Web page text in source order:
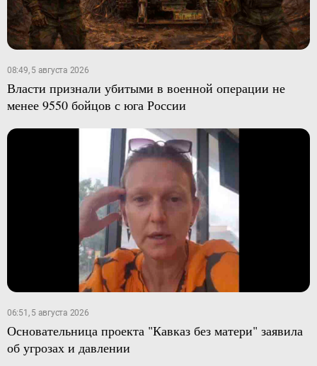
08:49, 5 августа 2026
Власти признали убитыми в военной операции не
менее 9550 бойцов с юга России
06:51, 5 августа 2026
Основательница проекта "Кавказ без матери" заявила
об угрозах и давлении